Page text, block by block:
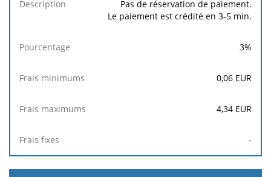
Pas de réservation de paiement.
Le paiement est crédité en 3-5 min.
3%
0,06 EUR
4,34 EUR
-